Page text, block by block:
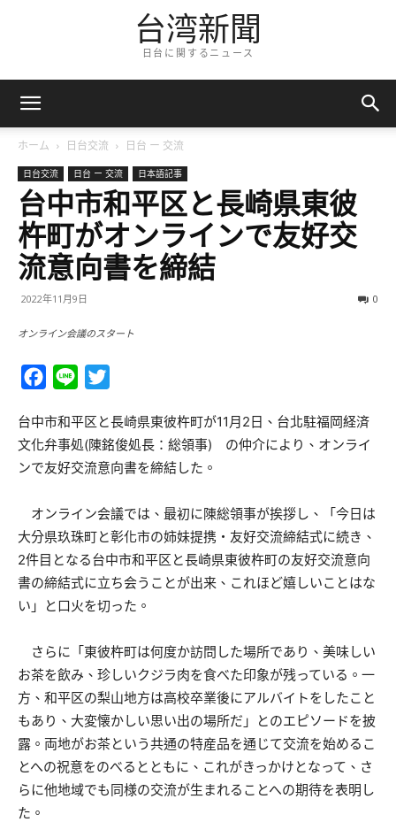
台湾新聞
日台に関するニュース
ホーム 日台交流 日台 ー 交流
日台交流 日台 ー 交流 日本語記事
台中市和平区と長崎県東彼
杵町がオンラインで友好交
流意向書を締結
2022年11月9日 0
オンライン会議のスタート
Facebook
Line
台中市和平区と長崎県東彼杵町が11月2日、台北駐福岡経済
文化弁事処(陳銘俊処長：総領事) の仲介により、オンライ
ンで友好交流意向書を締結した。
オンライン会議では、最初に陳総領事が挨拶し、「今日は
大分県玖珠町と彰化市の姉妹提携・友好交流締結式に続き、
2件目となる台中市和平区と長崎県東彼杵町の友好交流意向
書の締結式に立ち会うことが出来、これほど嬉しいことはな
い」と口火を切った。
さらに「東彼杵町は何度か訪問した場所であり、美味しい
お茶を飲み、珍しいクジラ肉を食べた印象が残っている。一
方、和平区の梨山地方は高校卒業後にアルバイトをしたこと
もあり、大変懐かしい思い出の場所だ」とのエピソードを披
露。両地がお茶という共通の特産品を通じて交流を始めるこ
とへの祝意をのべるとともに、これがきっかけとなって、さ
らに他地域でも同様の交流が生まれることへの期待を表明し
た。